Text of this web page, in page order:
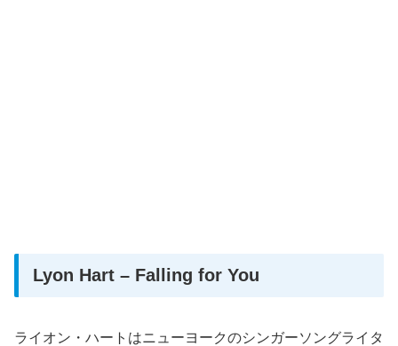
Lyon Hart – Falling for You
ライオン・ハートはニューヨークのシンガーソングライタ